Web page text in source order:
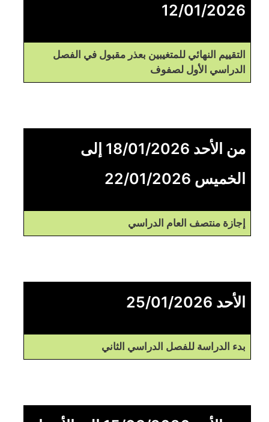
12/01/2026
التقييم النهائي للمتغيبين بعذر مقبول في الفصل
الدراسي الأول لصفوف
من الأحد 18/01/2026 إلى
الخميس 22/01/2026
إجازة منتصف العام الدراسي
الأحد 25/01/2026
بدء الدراسة للفصل الدراسي الثاني